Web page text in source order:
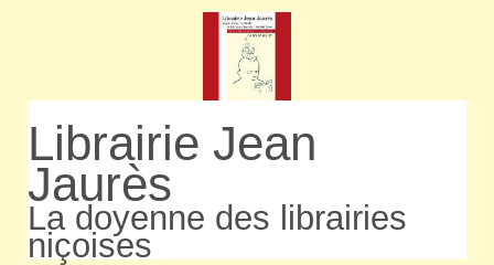
Librairie Jean
Jaurès
La doyenne des librairies
niçoises